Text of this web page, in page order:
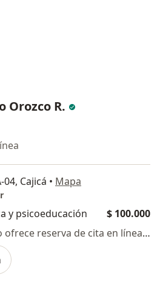
Orozco R.
04, Cajicá • Mapa
y psicoeducación
$ 100.000
Este especialista no ofrece reserva de cita en línea en esta dirección.